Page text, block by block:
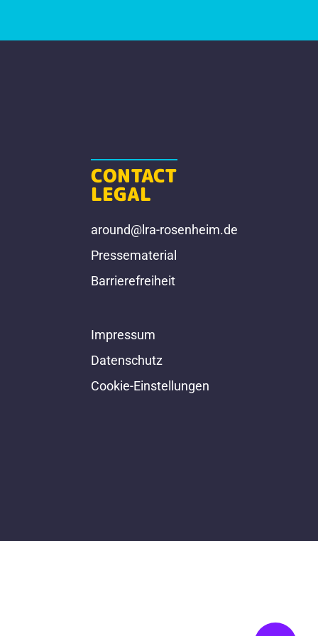
CONTACT
LEGAL
around@lra-rosenheim.de
Pressematerial
Barrierefreiheit
Impressum
Datenschutz
Cookie-Einstellungen